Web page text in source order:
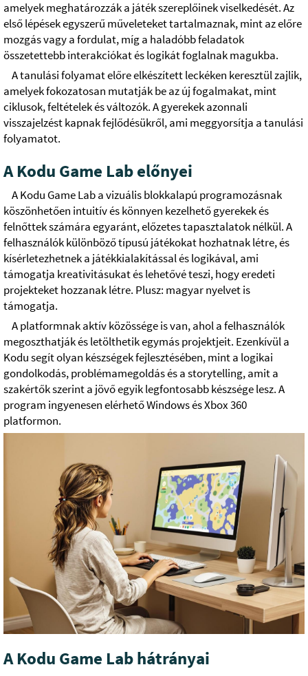
amelyek meghatározzák a játék szereplőinek viselkedését. Az
első lépések egyszerű műveleteket tartalmaznak, mint az előre
mozgás vagy a fordulat, míg a haladóbb feladatok
összetettebb interakciókat és logikát foglalnak magukba.
A tanulási folyamat előre elkészített leckéken keresztül zajlik,
amelyek fokozatosan mutatják be az új fogalmakat, mint
ciklusok, feltételek és változók. A gyerekek azonnali
visszajelzést kapnak fejlődésükről, ami meggyorsítja a tanulási
folyamatot.
A Kodu Game Lab előnyei
A Kodu Game Lab a vizuális blokkalapú programozásnak
köszönhetően intuitív és könnyen kezelhető gyerekek és
felnőttek számára egyaránt, előzetes tapasztalatok nélkül. A
felhasználók különböző típusú játékokat hozhatnak létre, és
kísérletezhetnek a játékkialakítással és logikával, ami
támogatja kreativitásukat és lehetővé teszi, hogy eredeti
projekteket hozzanak létre. Plusz: magyar nyelvet is
támogatja.
A platformnak aktív közössége is van, ahol a felhasználók
megoszthatják és letölthetik egymás projektjeit. Ezenkívül a
Kodu segít olyan készségek fejlesztésében, mint a logikai
gondolkodás, problémamegoldás és a storytelling, amit a
szakértők szerint a jövő egyik legfontosabb készsége lesz. A
program ingyenesen elérhető Windows és Xbox 360
platformon.
A Kodu Game Lab hátrányai